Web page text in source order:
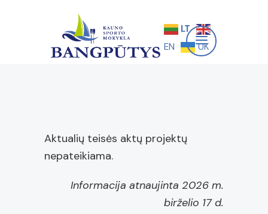
LT
EN
UK
Aktualių teisės aktų projektų
nepateikiama.
Informacija atnaujinta 2026 m.
birželio 17 d.